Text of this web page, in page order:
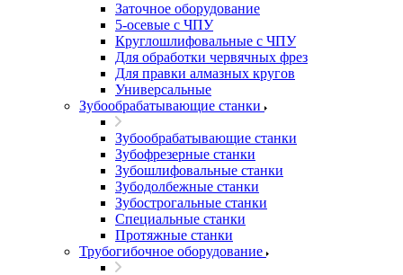
Заточное оборудование
5-осевые с ЧПУ
Круглошлифовальные с ЧПУ
Для обработки червячных фрез
Для правки алмазных кругов
Универсальные
Зубообрабатывающие станки
Зубообрабатывающие станки
Зубофрезерные станки
Зубошлифовальные станки
Зубодолбежные станки
Зубострогальные станки
Специальные станки
Протяжные станки
Трубогибочное оборудование